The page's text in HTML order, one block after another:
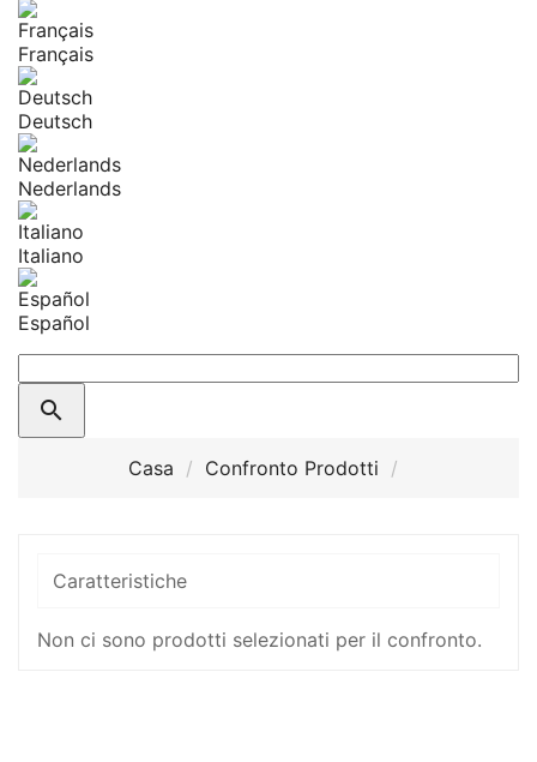
Français
Deutsch
Nederlands
Italiano
Español

Casa Confronto Prodotti
Caratteristiche
Non ci sono prodotti selezionati per il confronto.